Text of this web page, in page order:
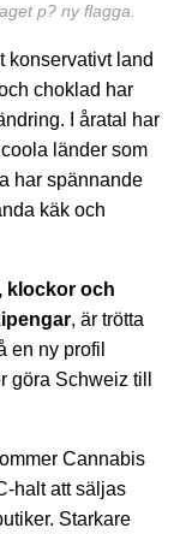
p? ny flagga.
konservativt land
choklad har
I åratal har
länder som
har spännande
käk och
klockor och
, är trötta
en ny profil
göra Schweiz till
Cannabis
halt att säljas
Starkare